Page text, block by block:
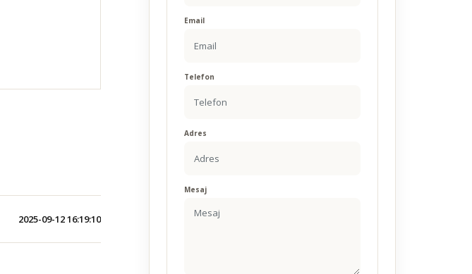
2025-09-12 16:19:10
Email
Telefon
Adres
Mesaj